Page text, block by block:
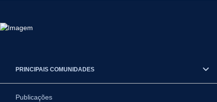
PRINCIPAIS COMUNIDADES
Publicações